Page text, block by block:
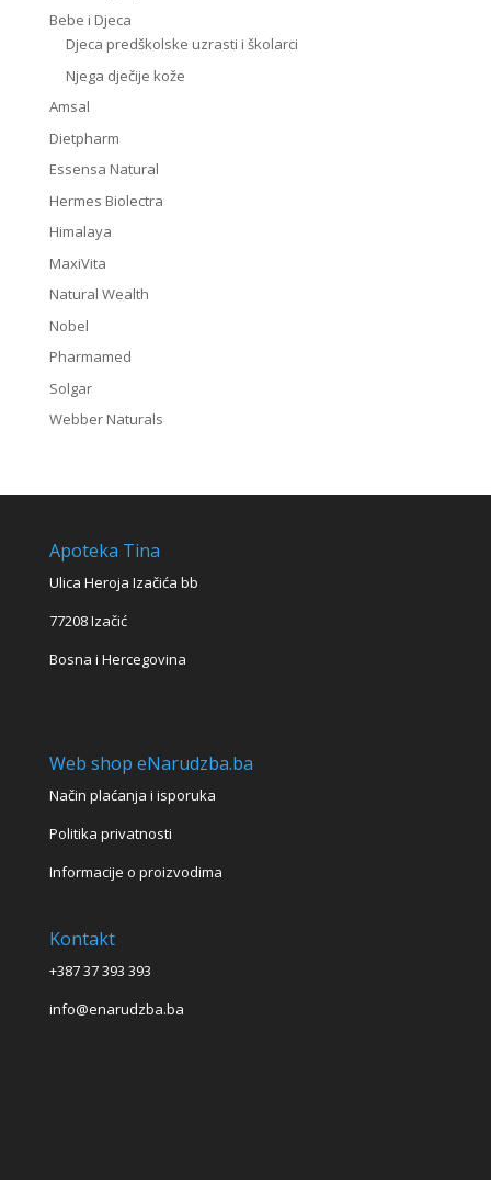
Bebe i Djeca
Djeca predškolske uzrasti i školarci
Njega dječije kože
Amsal
Dietpharm
Essensa Natural
Hermes Biolectra
Himalaya
MaxiVita
Natural Wealth
Nobel
Pharmamed
Solgar
Webber Naturals
Apoteka Tina
Ulica Heroja Izačića bb
77208 Izačić
Bosna i Hercegovina
Web shop eNarudzba.ba
Način plaćanja i isporuka
Politika privatnosti
Informacije o proizvodima
Kontakt
+387 37 393 393
info@enarudzba.ba